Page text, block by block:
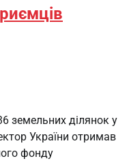
земельних ділянок у
України отримав
фонду